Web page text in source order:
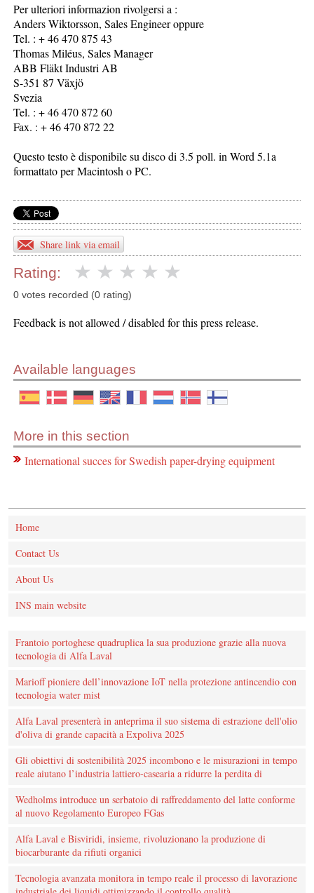
Per ulteriori informazion rivolgersi a :
Anders Wiktorsson, Sales Engineer oppure
Tel. : + 46 470 875 43
Thomas Miléus, Sales Manager
ABB Fläkt Industri AB
S-351 87 Växjö
Svezia
Tel. : + 46 470 872 60
Fax. : + 46 470 872 22
Questo testo è disponibile su disco di 3.5 poll. in Word 5.1a
formattato per Macintosh o PC.
Share link via email
Rating:
0 votes recorded (0 rating)
Feedback is not allowed / disabled for this press release.
Available languages
More in this section
International succes for Swedish paper-drying equipment
Home
Contact Us
About Us
INS main website
Frantoio portoghese quadruplica la sua produzione grazie alla nuova
tecnologia di Alfa Laval
Marioff pioniere dell’innovazione IoT nella protezione antincendio con
tecnologia water mist
Alfa Laval presenterà in anteprima il suo sistema di estrazione dell'olio
d'oliva di grande capacità a Expoliva 2025
Gli obiettivi di sostenibilità 2025 incombono e le misurazioni in tempo
reale aiutano l’industria lattiero-casearia a ridurre la perdita di
Wedholms introduce un serbatoio di raffreddamento del latte conforme
al nuovo Regolamento Europeo FGas
Alfa Laval e Bisviridi, insieme, rivoluzionano la produzione di
biocarburante da rifiuti organici
Tecnologia avanzata monitora in tempo reale il processo di lavorazione